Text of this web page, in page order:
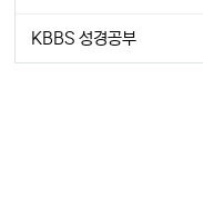
KBBS 성경공부